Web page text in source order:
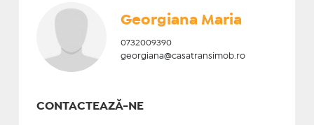
Georgiana Maria
0732009390
georgiana@casatransimob.ro
CONTACTEAZĂ-NE